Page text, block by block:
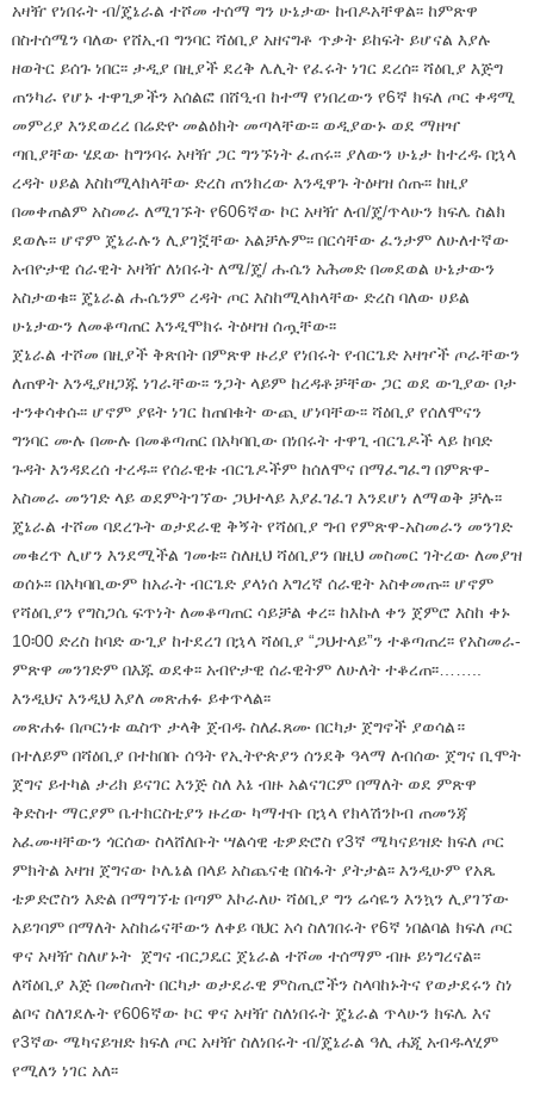
አዛዥ የነበሩት ብ/ጄኔራል ተሾመ ተሰማ ግን ሁኔታው ከብዶአቸዋል፡፡ ከምጽዋ
በስተሰሜን ባለው የሸኢብ ግንባር ሻዕቢያ አዘናግቶ ጥቃት ይከፍት ይሆናል እያሉ
ዘወትር ይሰጉ ነበር፡፡ ታዲያ በዚያች ደረቅ ሌሊት የፈሩት ነገር ደረሰ፡፡ ሻዕቢያ እጅግ
ጠንካራ የሆኑ ተዋጊዎችን አሰልፎ በሸዒብ ከተማ የነበረውን የ6ኛ ክፍለ ጦር ቀዳሚ
መምሪያ እንደወረረ በሬድዮ መልዕክት መጣላቸው፡፡ ወዲያውኑ ወደ ማዘዣ
ጣቢያቸው ሄደው ከግንባሩ አዛዥ ጋር ግንኙነት ፈጠሩ፡፡ ያለውን ሁኔታ ከተረዱ በኋላ
ረዳት ሀይል እስከሚላክላቸው ድረስ ጠንክረው እንዲዋጉ ትዕዛዝ ሰጡ፡፡ ከዚያ
በመቀጠልም አስመራ ለሚገኙት የ606ኛው ኮር አዛዥ ለብ/ጄ/ጥላሁን ክፍሌ ስልክ
ደወሉ፡፡ ሆኖም ጄኔራሉን ሊያገኟቸው አልቻሉም፡፡ በርሳቸው ፈንታም ለሁለተኛው
አብዮታዊ ሰራዊት አዛዥ ለነበሩት ለሜ/ጄ/ ሑሴን አሕመድ በመደወል ሁኔታውን
አስታወቁ፡፡ ጄኔራል ሑሴንም ረዳት ጦር እስከሚላክላቸው ድረስ ባለው ሀይል
ሁኔታውን ለመቆጣጠር እንዲሞክሩ ትዕዛዝ ሰጧቸው፡፡
ጀኔራል ተሾመ በዚያች ቅጽበት በምጽዋ ዙሪያ የነበሩት የብርጌድ አዛዦች ጦራቸውን
ለጠዋት እንዲያዘጋጁ ነገራቸው፡፡ ንጋት ላይም ከረዳቶቻቸው ጋር ወደ ውጊያው ቦታ
ተንቀሳቀሱ፡፡ ሆኖም ያዩት ነገር ከጠበቁት ውጪ ሆነባቸው፡፡ ሻዕቢያ የሰለሞናን
ግንባር ሙሉ በሙሉ በመቆጣጠር በአካባቢው በነበሩት ተዋጊ ብርጌዶች ላይ ከባድ
ጉዳት እንዳደረሰ ተረዱ፡፡ የሰራዊቱ ብርጌዶችም ከሰለሞና በማፈግፈግ በምጽዋ-
አስመራ መንገድ ላይ ወደምትገኘው ጋህተላይ እያፈገፈገ እንደሆነ ለማወቅ ቻሉ፡፡
ጄኔራል ተሾመ ባደረጉት ወታደራዊ ቅኝት የሻዕቢያ ግብ የምጽዋ-አስመራን መንገድ
መቁረጥ ሊሆን እንደሚችል ገመቱ፡፡ ስለዚህ ሻዕቢያን በዚህ መስመር ገትረው ለመያዝ
ወሰኑ፡፡ በአካባቢውም ከአራት ብርጌድ ያላነሰ እግረኛ ሰራዊት አስቀመጡ፡፡ ሆኖም
የሻዕቢያን የግስጋሴ ፍጥነት ለመቆጣጠር ሳይቻል ቀረ፡፡ ከእኩለ ቀን ጀምሮ እስከ ቀኑ
10፡00 ድረስ ከባድ ውጊያ ከተደረገ በኋላ ሻዕቢያ “ጋህተላይ”ን ተቆጣጠረ፡፡ የአስመራ-
ምጽዋ መንገድም በእጁ ወደቀ፡፡ አብዮታዊ ሰራዊትም ለሁለት ተቆረጠ፡፡……..
እንዲህና እንዲህ እያለ መጽሐፉ ይቀጥላል፡፡
መጽሐፉ በጦርነቱ ዉስጥ ታላቅ ጀብዱ ስለፈጸሙ በርካታ ጀግኖች ያወሳል።
በተለይም በሻዕቢያ በተከበቡ ሰዓት የኢትዮጵያን ሰንደቅ ዓላማ ለብሰው ጀግና ቢሞት
ጀግና ይተካል ታሪክ ይናገር እንጅ ስለ እኔ ብዙ አልናገርም በማለት ወደ ምጽዋ
ቅድስተ ማርያም ቤተክርስቲያን ዙረው ካማተቡ በኋላ የክላሽንኮብ ጠመንጃ
አፈሙዛቸውን ጎርሰው ስላሸለቡት ሣልሳዊ ቴዎድሮስ የ3ኛ ሜካናይዝድ ክፍለ ጦር
ምክትል አዛዝ ጀግናው ኮሌኔል በላይ አስጨናቂ በስፋት ያትታል፡፡ እንዲሁም የአጼ
ቴዎድሮስን እድል በማግኘቴ በጣም እኮራለሁ ሻዕቢያ ግን ሬሳዬን እንኳን ሊያገኘው
አይገባም በማለት አስከሬናቸውን ለቀይ ባህር አሳ ስለገበሩት የ6ኛ ነበልባል ክፍለ ጦር
ዋና አዛዥ ስለሆኑት ጀግና ብርጋዴር ጀኔራል ተሾመ ተሰማም ብዙ ይነግረናል፡፡
ለሻዕቢያ እጅ በመስጠት በርካታ ወታደራዊ ምስጢሮችን ስላባከኑትና የወታደሩን ስነ
ልቦና ስለገደሉት የ606ኛው ኮር ዋና አዛዥ ስለነበሩት ጄኔራል ጥላሁን ክፍሌ እና
የ3ኛው ሜካናይዝድ ክፍለ ጦር አዛዥ ስለነበሩት ብ/ጄኔራል ዓሊ ሐጂ አብዱላሂም
የሚለን ነገር አለ፡፡